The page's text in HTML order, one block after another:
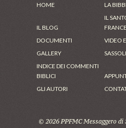
HOME LA
IL BLOG
IL
DOCUMENTI
VIDEO
GALLERY
INDICE DEI COMMENTI
BIBLICI
GLI AUTORI
© 2026 PPFMC Messaggero